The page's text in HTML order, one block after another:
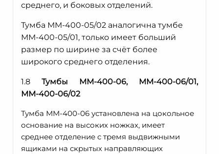
среднего, и боковых отделений.
Тумба ММ-400-05/02 аналогична тумбе
ММ-400-05/01, только имеет больший
размер по ширине за счёт более
широкого среднего отделения.
1.8 Тумбы ММ-400-06, ММ-400-06/01,
ММ-400-06/02
Тумба ММ-400-06 установлена на цокольное
основание на высоких ножках, имеет
среднее отделение с тремя выдвижными
ящиками на скрытых направляющих